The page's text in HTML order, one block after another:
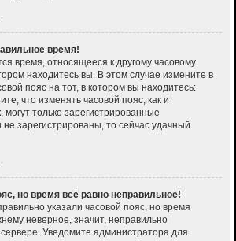
время!
время, относящееся к другому часовому
находитесь вы. В этом случае измените в
пояс на тот, в котором вы находитесь:
что изменять часовой пояс, как и
только зарегистрированные
зарегистрированы, то сейчас удачный
но время всё равно неправильное!
указали часовой пояс, но время
неверное, значит, неправильно
Уведомите администратора для